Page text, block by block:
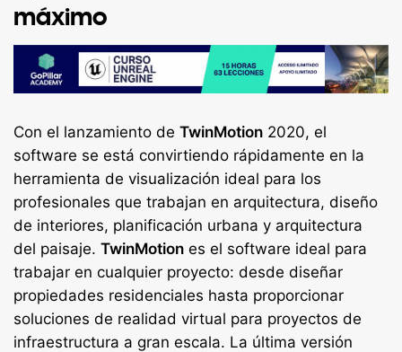
máximo
Con el lanzamiento de TwinMotion 2020, el
software se está convirtiendo rápidamente en la
herramienta de visualización ideal para los
profesionales que trabajan en arquitectura, diseño
de interiores, planificación urbana y arquitectura
del paisaje. TwinMotion es el software ideal para
trabajar en cualquier proyecto: desde diseñar
propiedades residenciales hasta proporcionar
soluciones de realidad virtual para proyectos de
infraestructura a gran escala. La última versión